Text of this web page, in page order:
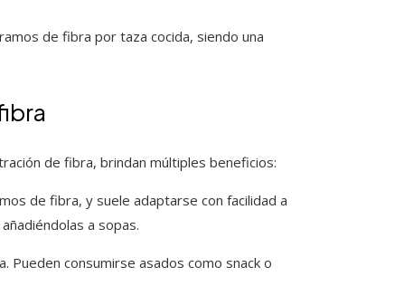
de fibra por taza cocida, siendo una
de fibra, brindan múltiples beneficios:
de fibra, y suele adaptarse con facilidad a
a sopas.
consumirse asados como snack o